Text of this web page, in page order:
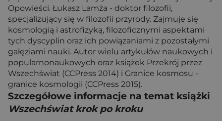
Opowieści. Łukasz Lamża - doktor filozofii,
specjalizujący się w filozofii przyrody. Zajmuje się
kosmologią i astrofizyką, filozoficznymi aspektami
tych dyscyplin oraz ich powiązaniami z pozostałymi
gałęziami nauki. Autor wielu artykułów naukowych i
popularnonaukowych oraz książek Przekrój przez
Wszechświat (CCPress 2014) i Granice kosmosu -
granice kosmologii (CCPress 2015).
Szczegółowe informacje na temat książki
Wszechświat krok po kroku